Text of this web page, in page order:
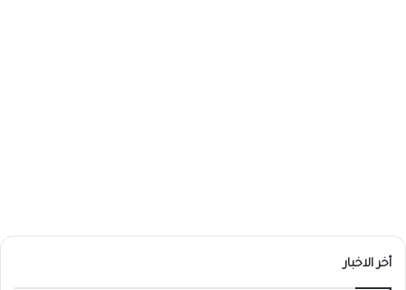
أخر الاخبار